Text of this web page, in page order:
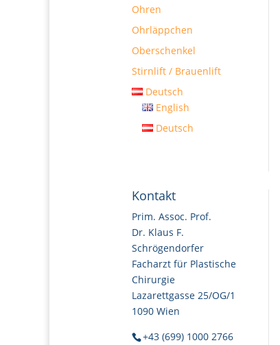
Ohren
Ohrläppchen
Oberschenkel
Stirnlift / Brauenlift
Deutsch
English
Deutsch
Kontakt
Prim. Assoc. Prof.
Dr. Klaus F.
Schrögendorfer
Facharzt für Plastische
Chirurgie
Lazarettgasse 25/OG/1
1090 Wien
+43 (699) 1000 2766